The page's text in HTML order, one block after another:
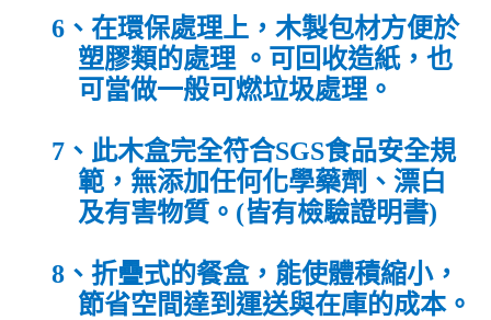
6、 在環保處理上 ， 木製包材方便於
塑膠類的處理 。 可回收造紙， 也
可當做一般可燃垃圾處理 。
7、 此木盒完全符合SGS食品安全規
範 ， 無添加任何化學藥劑、漂白
及有害物質 。 (皆有檢驗證明書)
8、 折疊式的餐盒， 能使體積縮小，
節省空間達到運送與在庫的成本。